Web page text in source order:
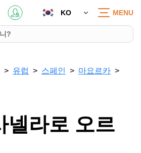
KO MENU
유럽 스페인 마요르카
넬라로 오르